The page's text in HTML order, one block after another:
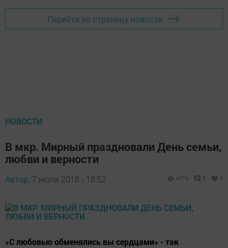
Перейти на страницу новости
НОВОСТИ
В мкр. Мирный праздновали День семьи,
любви и верности
Автор, 7 июля 2018 - 18:52 4174 0 0
«С любовью обменялись вы сердцами» - так